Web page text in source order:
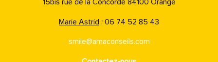
15bis rue de la Concorde 84100 Orange
Marie Astrid : 06 74 52 85 43
smile@amaconseils.com